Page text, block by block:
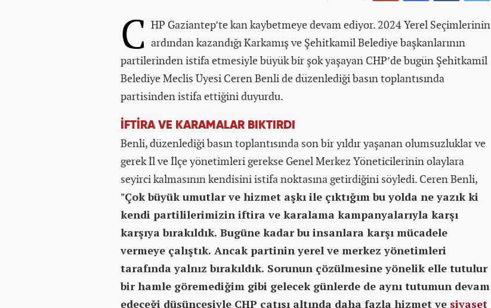
C HP Gaziantep’te kan kaybetmeye devam ediyor. 2024 Yerel Seçimlerinin
ardından kazandığı Karkamış ve Şehitkamil Belediye başkanlarının
partilerinden istifa etmesiyle büyük bir şok yaşayan CHP’de bugün Şehitkamil
Belediye Meclis Üyesi Ceren Benli de düzenlediği basın toplantısında
partisinden istifa ettiğini duyurdu.
İFTİRA VE KARAMALAR BIKTIRDI
Benli, düzenlediği basın toplantısında son bir yıldır yaşanan olumsuzluklar ve
gerek İl ve İlçe yönetimleri gerekse Genel Merkez Yöneticilerinin olaylara
seyirci kalmasının kendisini istifa noktasına getirdiğini söyledi. Ceren Benli,
"Çok büyük umutlar ve hizmet aşkı ile çıktığım bu yolda ne yazık ki
kendi partililerimizin iftira ve karalama kampanyalarıyla karşı
karşıya bırakıldık. Bugüne kadar bu insanlara karşı mücadele
vermeye çalıştık. Ancak partinin yerel ve merkez yönetimleri
tarafında yalnız bırakıldık. Sorunun çözülmesine yönelik elle tutulur
bir hamle göremediğim gibi gelecek günlerde de aynı tutumun devam
edeceği düşüncesiyle CHP çatısı altında daha fazla hizmet ve siyaset